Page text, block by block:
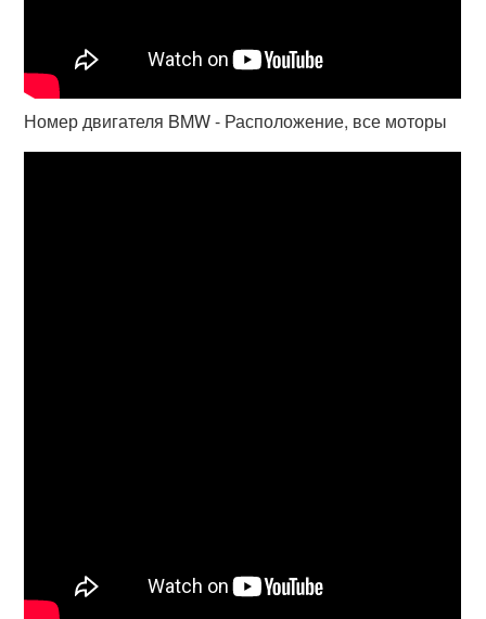
Номер двигателя BMW - Расположение, все моторы